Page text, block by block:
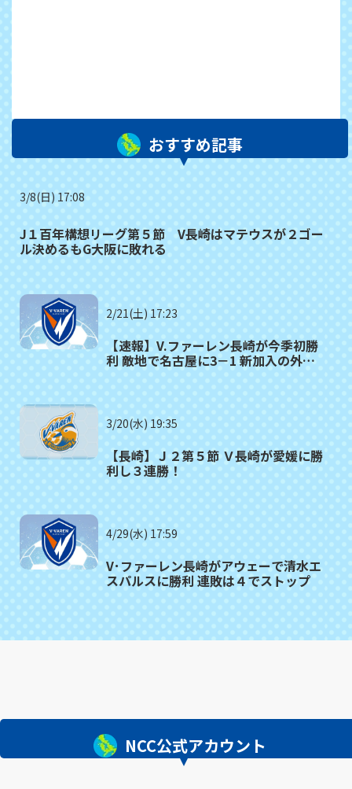
おすすめ記事
3/8(日) 17:08
J１百年構想リーグ第５節 V長崎はマテウスが２ゴー
ル決めるもG大阪に敗れる
2/21(土) 17:23
【速報】V.ファーレン長崎が今季初勝
利 敵地で名古屋に3－1 新加入の外国
3/20(水) 19:35
【長崎】Ｊ２第５節 Ｖ長崎が愛媛に勝
利し３連勝！
4/29(水) 17:59
V･ファーレン長崎がアウェーで清水エ
スパルスに勝利 連敗は４でストップ
NCC公式アカウント